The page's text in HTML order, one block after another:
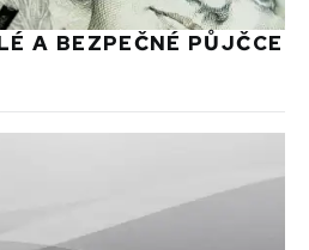
A BEZPEČNÉ PŮJČCE